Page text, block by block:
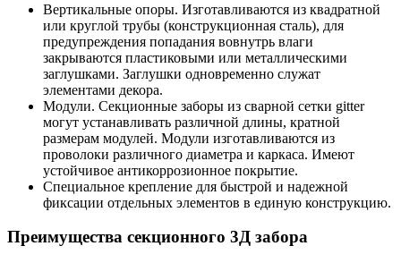
Вертикальные опоры. Изготавливаются из квадратной
или круглой трубы (конструкционная сталь), для
предупреждения попадания вовнутрь влаги
закрываются пластиковыми или металлическими
заглушками. Заглушки одновременно служат
элементами декора.
Модули. Секционные заборы из сварной сетки gitter
могут устанавливать различной длины, кратной
размерам модулей. Модули изготавливаются из
проволоки различного диаметра и каркаса. Имеют
устойчивое антикоррозионное покрытие.
Специальное крепление для быстрой и надежной
фиксации отдельных элементов в единую конструкцию.
Преимущества секционного 3Д забора